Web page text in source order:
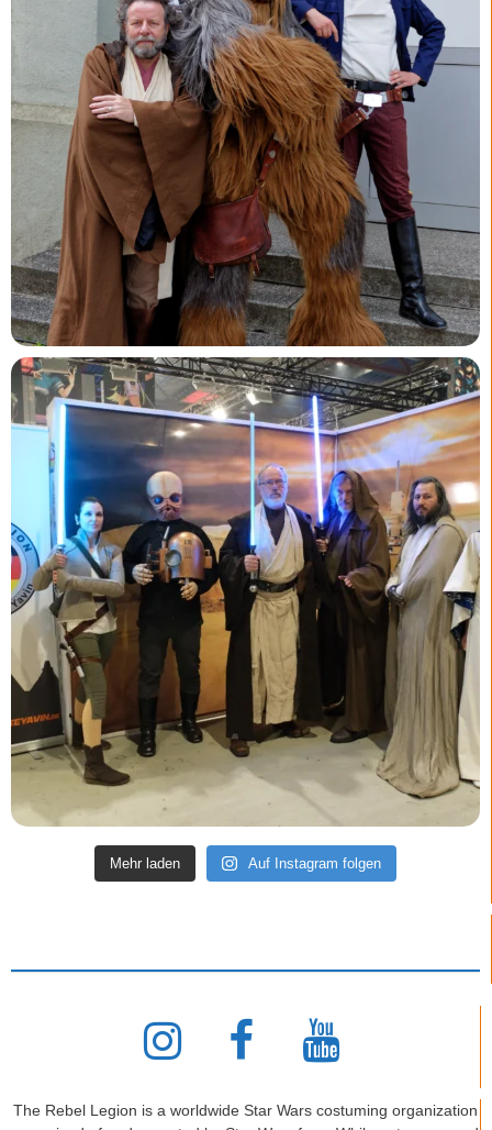
Mehr laden Auf Instagram folgen
The Rebel Legion is a worldwide Star Wars costuming organization